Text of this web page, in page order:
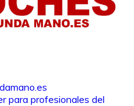
para profesionales del